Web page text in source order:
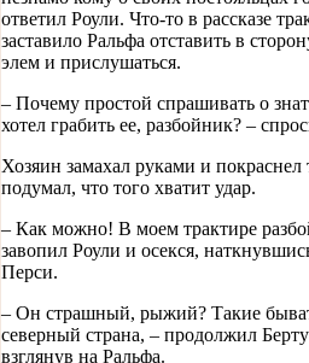
ответил Роули. Что-то в рассказе
заставило Ральфа отставить в
элем и прислушаться.
– Почему простой спрашивать о
хотел грабить ее, разбойник? –
Хозяин замахал руками и покраснел
подумал, что того хватит удар.
– Как можно! В моем трактире
завопил Роули и осекся,
Перси.
– Он страшный, рыжий? Такие
северный страна, – продолжил
взглянув на Ральфа.